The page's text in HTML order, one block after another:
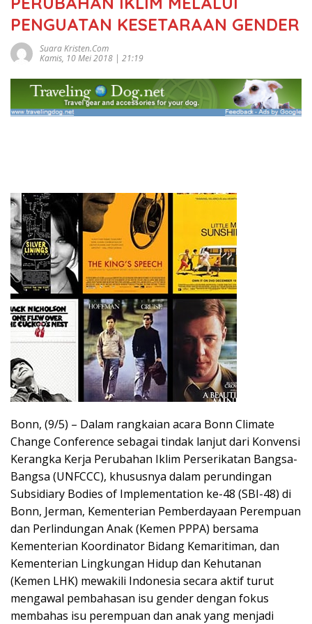
PENGUATAN KESETARAAN GENDER
Suara Kristen.com
Kamis, 10 Mei 2018 | 21:19
Bonn, (9/5) – Dalam rangkaian acara Bonn Climate
Change Conference sebagai tindak lanjut dari Konvensi
Kerangka Kerja Perubahan Iklim Perserikatan Bangsa-
Bangsa (UNFCCC), khususnya dalam perundingan
Subsidiary Bodies of Implementation ke-48 (SBI-48) di
Bonn, Jerman, Kementerian Pemberdayaan Perempuan
dan Perlindungan Anak (Kemen PPPA) bersama
Kementerian Koordinator Bidang Kemaritiman, dan
Kementerian Lingkungan Hidup dan Kehutanan
(Kemen LHK) mewakili Indonesia secara aktif turut
mengawal pembahasan isu gender dengan fokus
membahas isu perempuan dan anak yang menjadi